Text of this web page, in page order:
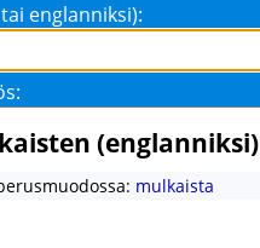
englanniksi):
(englanniksi)
mulkaista